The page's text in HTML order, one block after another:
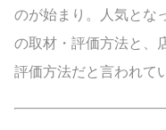
のが始まり。人気とな
の取材・評価方法と、
評価方法だと言われて